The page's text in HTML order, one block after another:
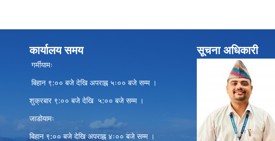
कार्यालय समय
गर्मीयामः
बिहान ९:०० बजे देखि अपराह्न ५ः०० बजे सम्म ।
शुक्रबार ९:०० बजे देखि ५:०० बजे सम्म ।
जाडोयामः
बिहान ९:०० बजे देखि अपराह्न ४ः०० बजे सम्म ।
सूचना अधिकारी